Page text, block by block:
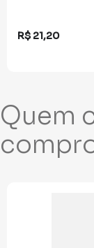
R$ 21,20
Quem